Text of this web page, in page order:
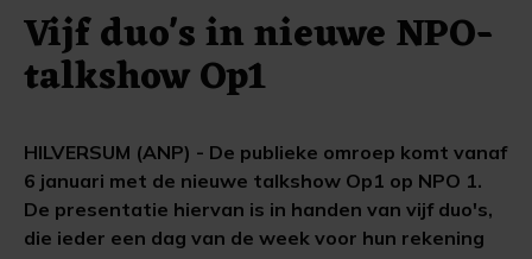
Vijf duo's in nieuwe NPO-
talkshow Op1
HILVERSUM (ANP) - De publieke omroep komt vanaf
6 januari met de nieuwe talkshow Op1 op NPO 1.
De presentatie hiervan is in handen van vijf duo's,
die ieder een dag van de week voor hun rekening